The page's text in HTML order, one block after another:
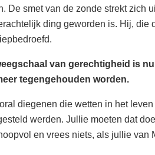
De smet van de zonde strekt zich
ding geworden is. Hij,
van gerechtigheid is
tegengehouden worden.
diegenen die wetten in het
werden. Jullie moeten dat
en vrees niets, als jullie van